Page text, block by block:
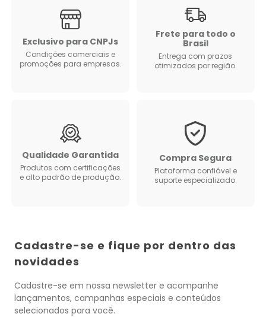
Exclusivo para CNPJs
Condições comerciais e
promoções para empresas.
Frete para todo o
Brasil
Entrega com prazos
otimizados por região.
Qualidade Garantida
Produtos com certificações
e alto padrão de produção.
Compra Segura
Plataforma confiável e
suporte especializado.
Cadastre-se e fique por dentro das
novidades
Cadastre-se em nossa newsletter e acompanhe
lançamentos, campanhas especiais e conteúdos
selecionados para você.